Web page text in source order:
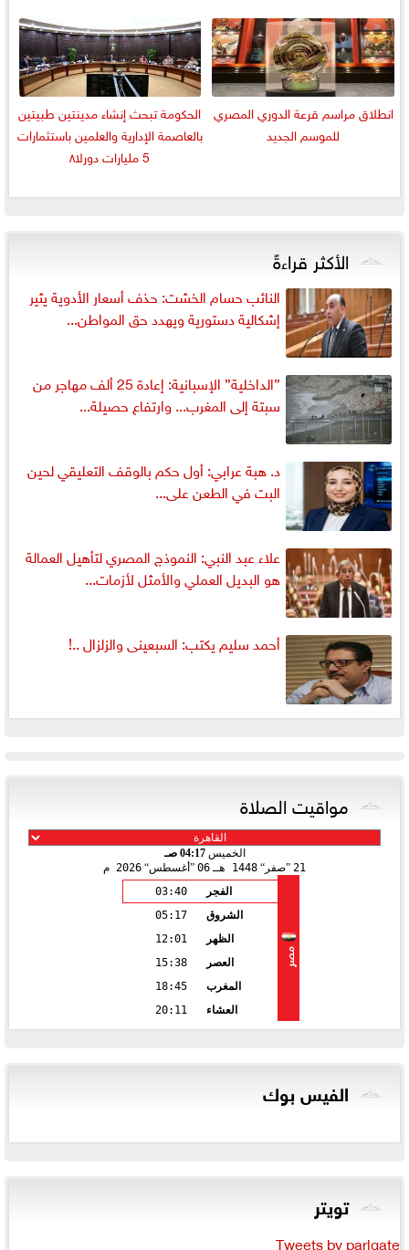
انطلاق مراسم قرعة الدوري المصري
للموسم الجديد
الحكومة تبحث إنشاء مدينتين طبيتين
بالعاصمة الإدارية والعلمين باستثمارات
5 مليارات دورلا٨
الأكثر قراءةً
النائب حسام الخشت: حذف أسعار الأدوية يثير
إشكالية دستورية ويهدد حق المواطن...
”الداخلية” الإسبانية: إعادة 25 ألف مهاجر من
سبتة إلى المغرب... وارتفاع حصيلة...
د. هبة عرابي: أول حكم بالوقف التعليقي لحين
البت في الطعن على...
علاء عبد النبي: النموذج المصري لتأهيل العمالة
هو البديل العملي والأمثل لأزمات...
أحمد سليم يكتب: السبعينى والزلزال ..!
مواقيت الصلاة
الخميس04:17 صـ
21
صفر 1448 هـ 06 أغسطس 2026 م
مصر
الفجر
03:40
الشروق
05:17
الظهر
12:01
العصر
15:38
المغرب
18:45
العشاء
20:11
الفيس بوك
تويتر
Tweets by parlgate